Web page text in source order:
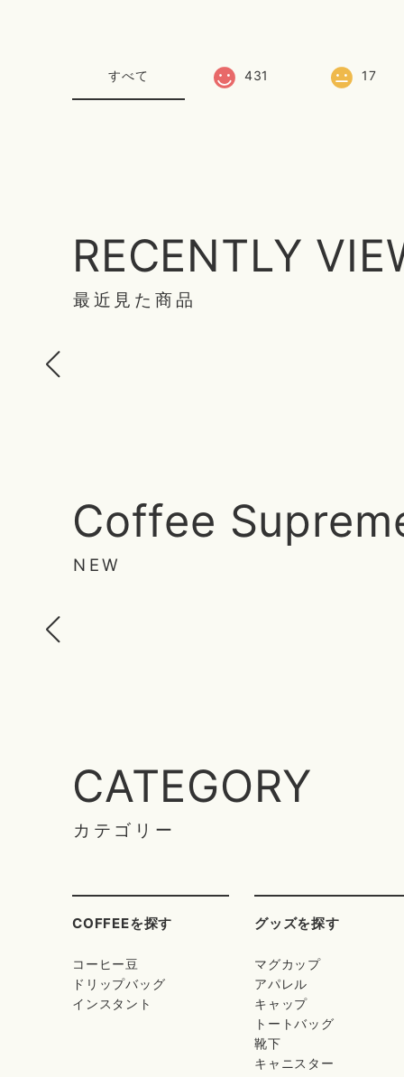
すべて 431 17
RECENTLY
最近見た商品
Coffee
NEW
CATEGORY
カテゴリー
COFFEEを探す
コーヒー豆
ドリップバッグ
インスタント
グッズを探す
マグカップ
アパレル
キャップ
トートバッグ
靴下
キャニスター